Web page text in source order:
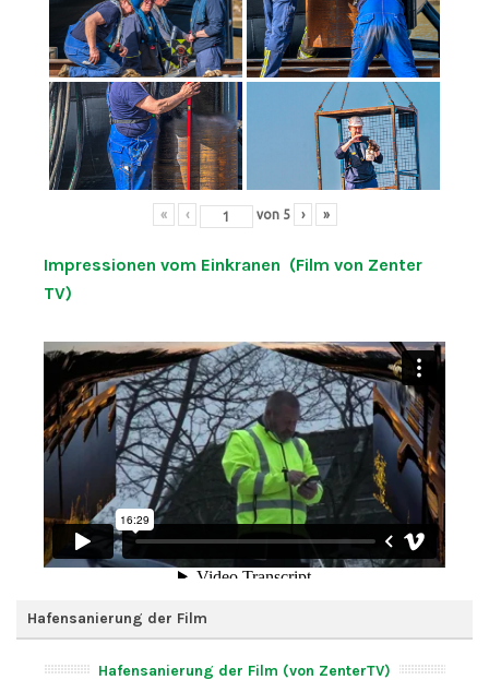
« ‹ von 5 › »
Impressionen vom Einkranen (Film von Zenter
TV)
Hafensanierung der Film
Hafensanierung der Film (von ZenterTV)